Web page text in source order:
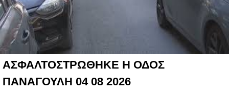
ΑΣΦΑΛΤΟΣΤΡΩΘΗΚΕ Η ΟΔΟΣ
ΠΑΝΑΓΟΥΛΗ 04 08 2026